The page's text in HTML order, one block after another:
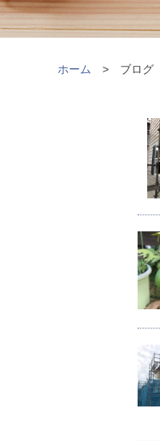
ホーム ブログ